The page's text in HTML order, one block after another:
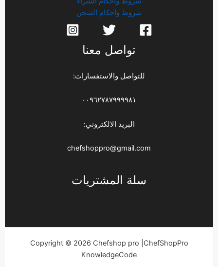
شروط وأحكام الشحن
تواصل معنا
للتواصل والاستفسارات:
٠٠٩٦٢٧٨٧٩٩٩٩٨١
البريد الالكتروني:
chefshoppro@gmail.com
سلة المشتريات
Copyright © 2026 Chefshop pro |ChefShopPro
KnowledgeCode